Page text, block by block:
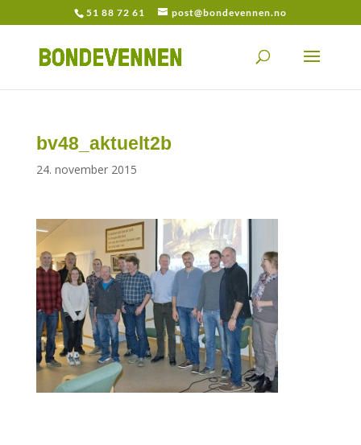
51 88 72 61 post@bondevennen.no
bv48_aktuelt2b
24. november 2015